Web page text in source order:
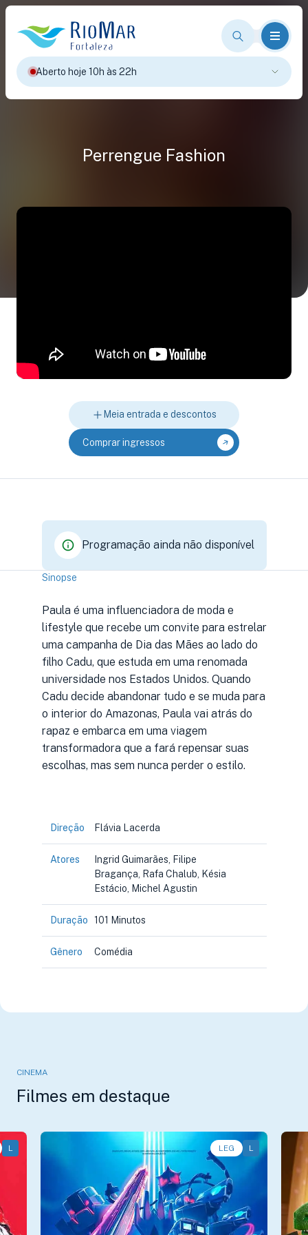
Aberto hoje 10h às 22h
Perrengue Fashion
Meia entrada e descontos
Comprar ingressos
Programação ainda não disponível
Sinopse
Paula é uma influenciadora de moda e
lifestyle que recebe um convite para estrelar
uma campanha de Dia das Mães ao lado do
filho Cadu, que estuda em uma renomada
universidade nos Estados Unidos. Quando
Cadu decide abandonar tudo e se muda para
o interior do Amazonas, Paula vai atrás do
rapaz e embarca em uma viagem
transformadora que a fará repensar suas
escolhas, mas sem nunca perder o estilo.
Direção Flávia Lacerda
Atores
Ingrid Guimarães, Filipe
Bragança, Rafa Chalub, Késia
Estácio, Michel Agustin
Duração 101 Minutos
Gênero Comédia
CINEMA
Filmes em destaque
L LEG L
Ação, Animação, Aventura • • 1h11